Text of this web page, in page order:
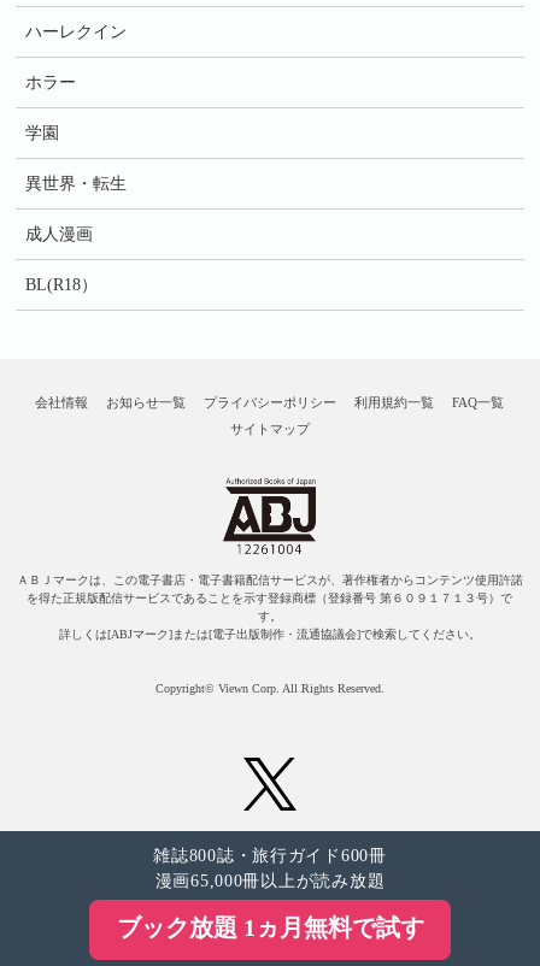
ハーレクイン
ホラー
学園
異世界・転生
成人漫画
BL(R18）
会社情報 お知らせ一覧 プライバシーポリシー 利用規約一覧
FAQ一覧
サイトマップ
ＡＢＪマークは、この電子書店・電子書籍配信サービスが、著作権者からコンテンツ使用許諾
を得た正規版配信サービスであることを示す登録商標（登録番号 第６０９１７１３号）で
す。
詳しくは[ABJマーク]または[電子出版制作・流通協議会]で検索してください。
Copyright© Viewn Corp. All Rights Reserved.
雑誌800誌・旅行ガイド600冊
漫画65,000冊以上が読み放題
ブック放題 1ヵ月無料で試す